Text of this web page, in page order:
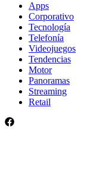
Apps
Corporativo
Tecnología
Telefonía
Videojuegos
Tendencias
Motor
Panoramas
Streaming
Retail